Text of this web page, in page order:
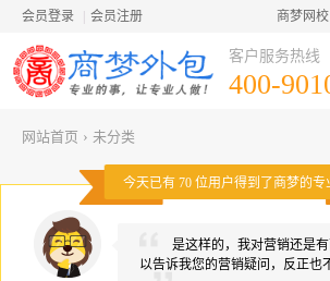
会员登录 会员注册 商梦网校
客户服务热线
400-
网站首页 › 未分类
今天已有 70 位用户得到了商梦的专
是这样的，我对营销还是有
以告诉我您的营销疑问，反正也